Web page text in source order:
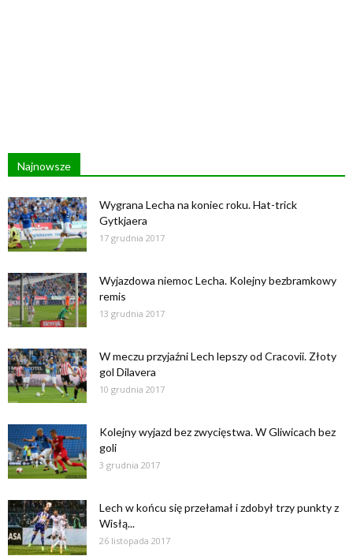
Najnowsze
Wygrana Lecha na koniec roku. Hat-trick
Gytkjaera
17 grudnia 2017
Wyjazdowa niemoc Lecha. Kolejny bezbramkowy
remis
13 grudnia 2017
W meczu przyjaźni Lech lepszy od Cracovii. Złoty
gol Dilavera
10 grudnia 2017
Kolejny wyjazd bez zwycięstwa. W Gliwicach bez
goli
3 grudnia 2017
Lech w końcu się przełamał i zdobył trzy punkty z
Wisłą...
26 listopada 2017